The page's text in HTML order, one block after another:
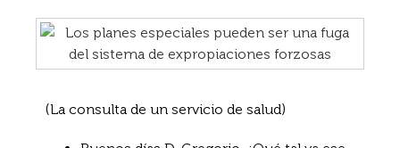
(La consulta de un servicio de salud)